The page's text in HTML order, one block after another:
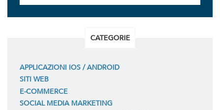
CATEGORIE
APPLICAZIONI IOS / ANDROID
SITI WEB
E-COMMERCE
SOCIAL MEDIA MARKETING